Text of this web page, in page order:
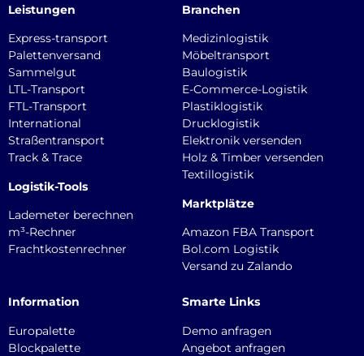
Leistungen
Express-transport
Palettenversand
Sammelgut
LTL-Transport
FTL-Transport
International
Straßentransport
Track & Trace
Logistik-Tools
Lademeter berechnen
m³-Rechner
Frachtkostenrechner
Branchen
Medizinlogistik
Möbeltransport
Baulogistik
E-Commerce-Logistik
Plastiklogistik
Drucklogistik
Elektronik versenden
Holz & Timber versenden
Textillogistik
Marktplätze
Amazon FBA Transport
Bol.com Logistik
Versand zu Zalando
Information
Europalette
Blockpalette
Smarte Links
Demo anfragen
Angebot anfragen